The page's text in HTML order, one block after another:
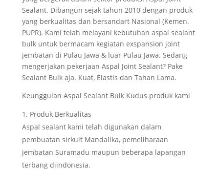
Sealant. Dibangun sejak tahun 2010 dengan produk
yang berkualitas dan bersandart Nasional (Kemen.
PUPR). Kami telah melayani kebutuhan aspal sealant
bulk untuk bermacam kegiatan exspansion joint
jembatan di Pulau Jawa & luar Pulau Jawa. Sedang
mengerjakan pekerjaan Aspal Joint Sealant? Pake
Sealant Bulk aja. Kuat, Elastis dan Tahan Lama.
Keunggulan Aspal Sealant Bulk Kudus produk kami
Produk Berkualitas
Aspal sealant kami telah digunakan dalam
pembuatan sirkuit Mandalika, pemeliharaan
jembatan Suramadu maupun beberapa lapangan
terbang diindonesia.